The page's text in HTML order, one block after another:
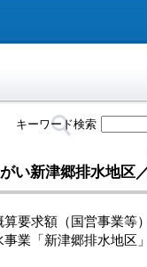
キーワード検索
い新津郷排水地区
要求額（国営事業等
業「新津郷排水地区